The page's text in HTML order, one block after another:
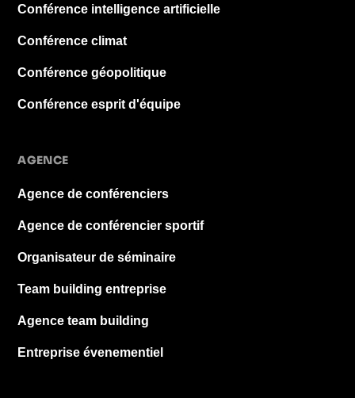
Conférence intelligence artificielle
Conférence climat
Conférence géopolitique
Conférence esprit d'équipe
AGENCE
Agence de conférenciers
Agence de conférencier sportif
Organisateur de séminaire
Team building entreprise
Agence team building
Entreprise évenementiel